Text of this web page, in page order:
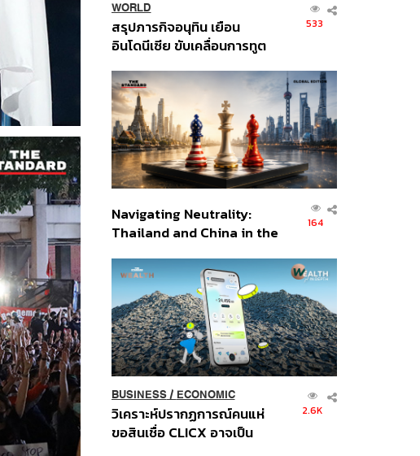
WORLD
สรุปภารกิจอนุทิน เยือน
อินโดนีเซีย ขับเคลื่อนการทูต
ส่วนยุทธศาสตร์ไทย –
อินโดนีเซีย
533
Navigating Neutrality:
Thailand and China in the
Order
164
BUSINESS/ ECONOMIC
วิเคราะห์ปรากฏการณ์คนแห่
ขอสินเชื่อ CLICX อาจเป็น
2.6K